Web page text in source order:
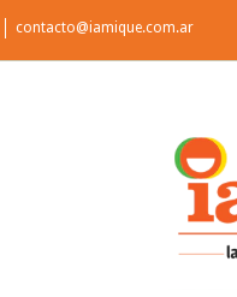
contacto@iamique.com.ar